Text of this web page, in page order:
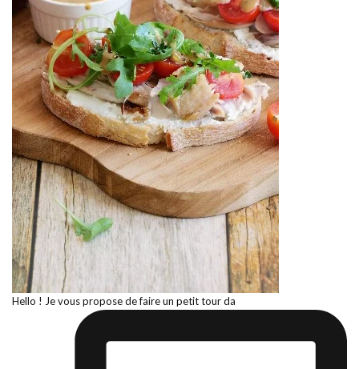
Hello ! Je vous propose de faire un petit tour da